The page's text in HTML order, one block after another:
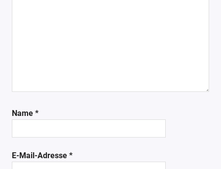
Name *
E-Mail-Adresse *